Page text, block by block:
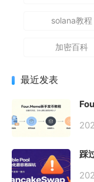
solana教程
加密百科
最近发表
踩
初